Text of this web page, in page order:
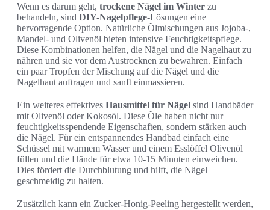
Wenn es darum geht, trockene Nägel im Winter zu
behandeln, sind DIY-Nagelpflege-Lösungen eine
hervorragende Option. Natürliche Ölmischungen aus Jojoba-,
Mandel- und Olivenöl bieten intensive Feuchtigkeitspflege.
Diese Kombinationen helfen, die Nägel und die Nagelhaut zu
nähren und sie vor dem Austrocknen zu bewahren. Einfach
ein paar Tropfen der Mischung auf die Nägel und die
Nagelhaut auftragen und sanft einmassieren.
Ein weiteres effektives Hausmittel für Nägel sind Handbäder
mit Olivenöl oder Kokosöl. Diese Öle haben nicht nur
feuchtigkeitsspendende Eigenschaften, sondern stärken auch
die Nägel. Für ein entspannendes Handbad einfach eine
Schüssel mit warmem Wasser und einem Esslöffel Olivenöl
füllen und die Hände für etwa 10-15 Minuten einweichen.
Dies fördert die Durchblutung und hilft, die Nägel
geschmeidig zu halten.
Zusätzlich kann ein Zucker-Honig-Peeling hergestellt werden,